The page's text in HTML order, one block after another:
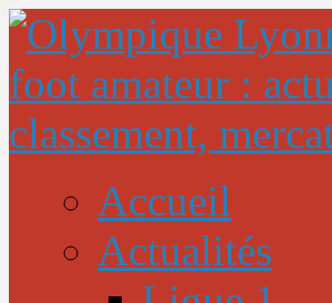
Accueil
Actualités